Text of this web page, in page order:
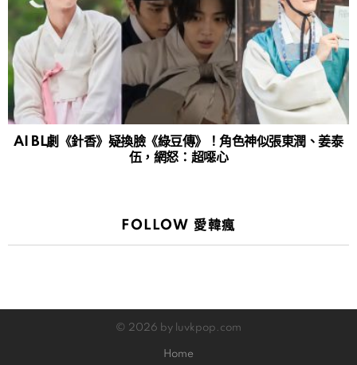
AI BL劇《針香》疑換臉《綠豆傳》！角色神似張東潤、姜泰
伍，網怒：超噁心
FOLLOW 愛韓瘋
© 2026 by luvkpop.com
Home